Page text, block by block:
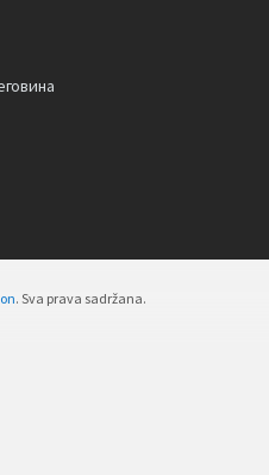
. Sva prava sadržana.